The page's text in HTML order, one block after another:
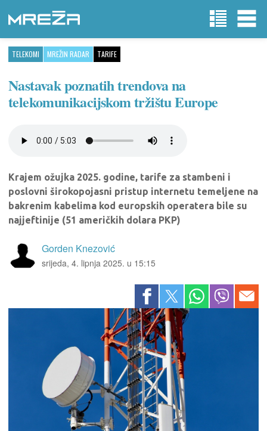
TELEKOMI MREŽIN RADAR TARIFE
Nastavak poznatih trendova na
telekomunikacijskom tržištu Europe
Krajem ožujka 2025. godine, tarife za stambeni i
poslovni širokopojasni pristup internetu temeljene na
bakrenim kabelima kod europskih operatera bile su
najjeftinije (51 američkih dolara PKP)
Gorden Knezović
srijeda, 4. lipnja 2025. u 15:15